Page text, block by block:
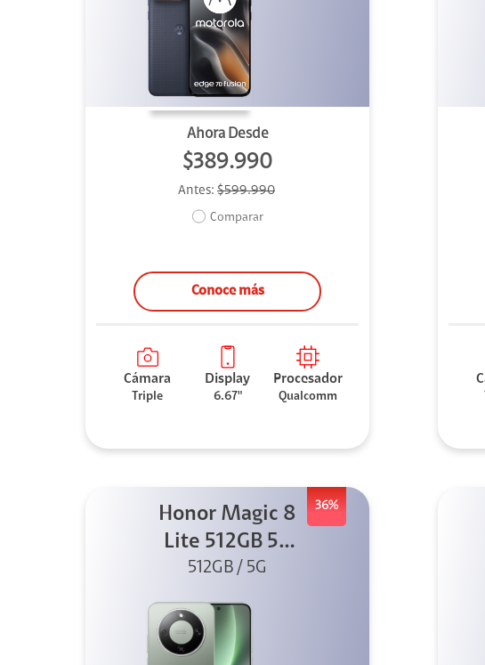
Ahora Desde
$389.990
Antes: $599.990
Comparar
Conoce más
Cámara
Triple
Display
6.67"
Procesador
Qualcomm
36%
Honor Magic 8
Lite 512GB 5G
Verde
512GB / 5G